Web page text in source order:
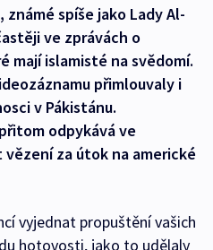
spíše jako Lady Al-
ve zprávách o
mají islamisté na svědomí.
přimlouvaly i
v Pákistánu.
odpykává ve
za útok na americké
vyjednat propuštění vašich
hotovosti, jako to udělaly